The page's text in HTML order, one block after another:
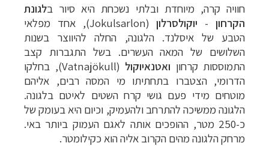
חוויה קרה, מיוחדת ובלתי נשכחת היא סיור בלגונת
הקרחון - יוקולסרלון(
Jokulsarlon), אחד מפלאי
הטבע של איסלנד. הלגונה, החלה להיווצר בשנות
השלושים של המאה העשרים. בשל התגברות קצב
התמוססות קרחון ואטנאיוקול Vatnajökull)), בחלקו
הדרומי, הצטברו בתחתיתו מי המסה רבים, אליהם
מוטחים מידי פעם גושי קרח השטים לאיטם בלגונה.
הלגונה ממשיכה להתרחב ולהעמיק, וכיום היא בעומק של
כ-250 מטר, ההופכים אותה לאגם העמוק ביותר באי.
מרחק הלגונה מהים הקרוב אליה הוא כקילומטר.